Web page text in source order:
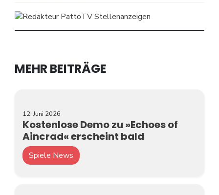
MEHR BEITRÄGE
12. Juni 2026
Kostenlose Demo zu »Echoes of
Aincrad« erscheint bald
Spiele News